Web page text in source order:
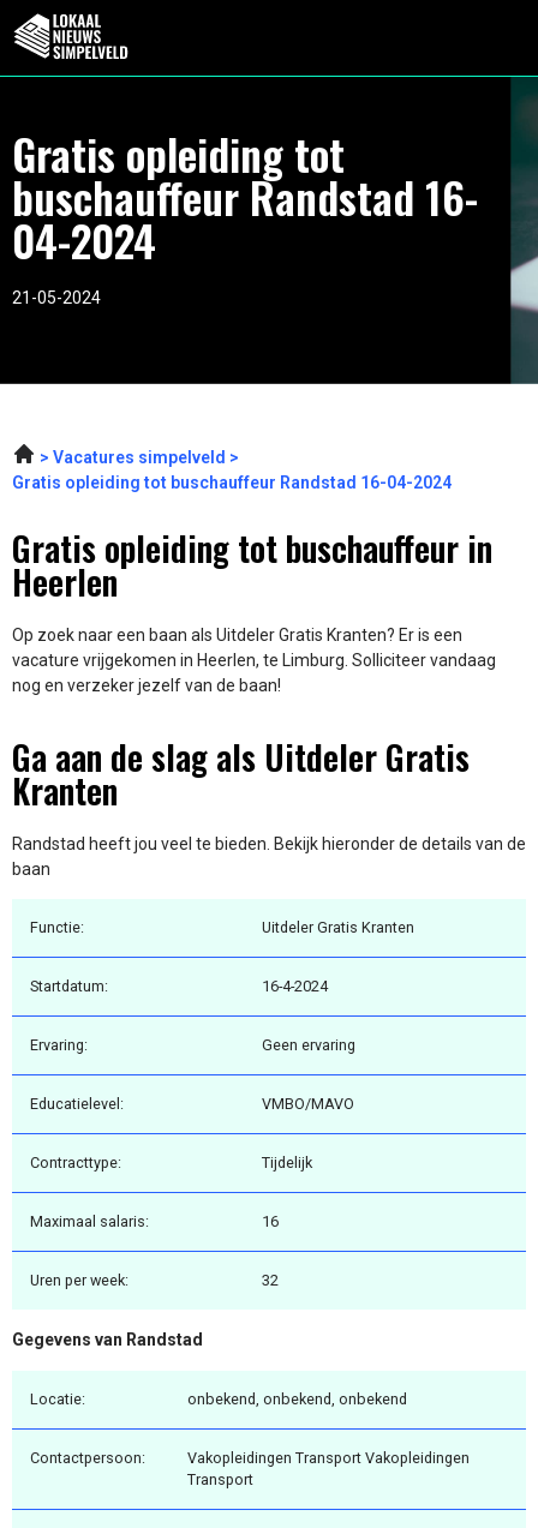
Gratis opleiding tot
buschauffeur Randstad 16-
04-2024
21-05-2024
Vacatures simpelveld
Gratis opleiding tot buschauffeur Randstad 16-04-2024
Gratis opleiding tot buschauffeur in
Heerlen
Op zoek naar een baan als Uitdeler Gratis Kranten? Er is een
vacature vrijgekomen in Heerlen, te Limburg. Solliciteer vandaag
nog en verzeker jezelf van de baan!
Ga aan de slag als Uitdeler Gratis
Kranten
Randstad heeft jou veel te bieden. Bekijk hieronder de details van de
baan
Functie: Uitdeler Gratis Kranten
Startdatum: 16-4-2024
Ervaring: Geen ervaring
Educatielevel: VMBO/MAVO
Contracttype: Tijdelijk
Maximaal salaris: 16
Uren per week: 32
Gegevens van Randstad
Locatie: onbekend, onbekend, onbekend
Contactpersoon:
Vakopleidingen Transport Vakopleidingen
Transport